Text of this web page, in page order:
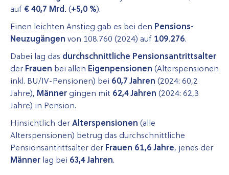
auf € 40,7 Mrd. (+5,0 %).
Einen leichten Anstieg gab es bei den Pensions-
Neuzugängen von 108.760 (2024) auf 109.276.
Dabei lag das durchschnittliche Pensionsantrittsalter
der Frauen bei allen Eigenpensionen (Alterspensionen
inkl. BU/IV-Pensionen) bei 60,7 Jahren (2024: 60,2
Jahre), Männer gingen mit 62,4 Jahren (2024: 62,3
Jahre) in Pension.
Hinsichtlich derAlterspensionen (alle
Alterspensionen) betrug das durchschnittliche
Pensionsantrittsalter der Frauen 61,6 Jahre, jenes der
Männer lag bei 63,4 Jahren.